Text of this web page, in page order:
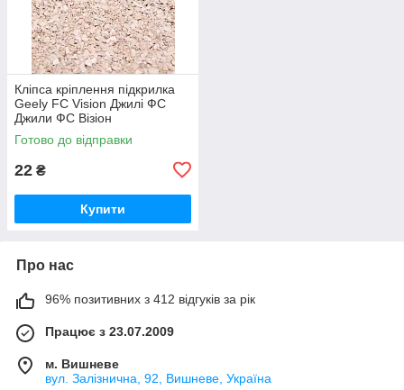
Кліпса кріплення підкрилка
Geely FC Vision Джилі ФС
Джили ФС Візіон
Готово до відправки
22 ₴
Купити
Про нас
96% позитивних з 412 відгуків за рік
Працює з 23.07.2009
м. Вишневе
вул. Залізнична, 92, Вишневе, Україна